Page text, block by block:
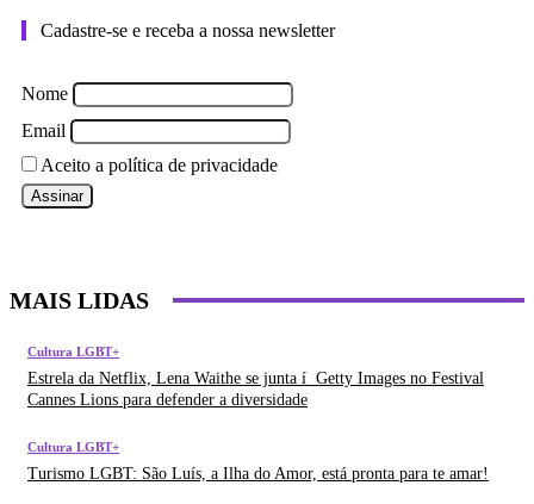
Cadastre-se e receba a nossa newsletter
Nome
Email
Aceito a política de privacidade
MAIS LIDAS
Cultura LGBT+
Estrela da Netflix, Lena Waithe se junta í Getty Images no Festival
Cannes Lions para defender a diversidade
Cultura LGBT+
Turismo LGBT: São Luí­s, a Ilha do Amor, está pronta para te amar!